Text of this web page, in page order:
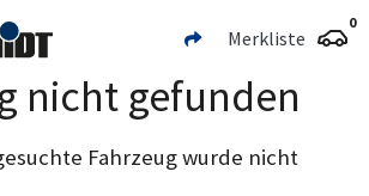
Merkliste
0
nicht gefunden
Fahrzeug wurde nicht